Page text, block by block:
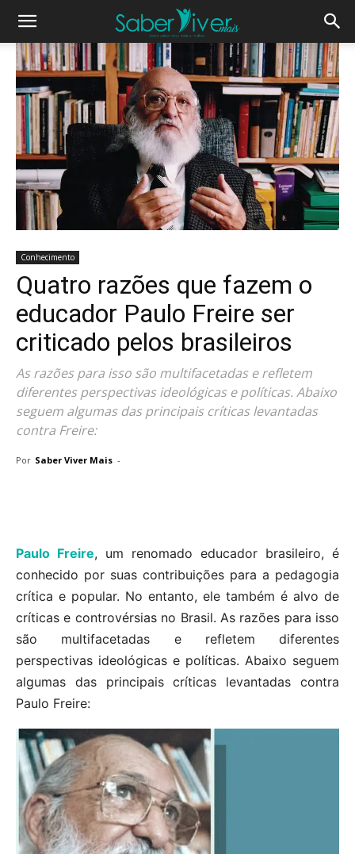
Conhecimento
Quatro razões que fazem o
educador Paulo Freire ser
criticado pelos brasileiros
As razões para isso são multifacetadas e refletem
diferentes perspectivas ideológicas e políticas. Abaixo
seguem algumas das principais críticas levantadas
contra Freire:
Por Saber Viver Mais -
Paulo Freire, um renomado educador brasileiro, é
conhecido por suas contribuições para a pedagogia
crítica e popular. No entanto, ele também é alvo de
críticas e controvérsias no Brasil. As razões para isso
são multifacetadas e refletem diferentes
perspectivas ideológicas e políticas. Abaixo seguem
algumas das principais críticas levantadas contra
Paulo Freire: